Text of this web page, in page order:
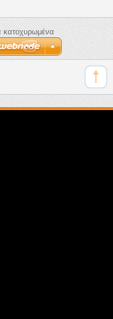
κατοχυρωμένα